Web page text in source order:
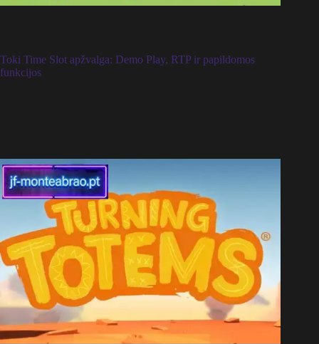
Toki Time Slot apžvalga: Demo Play, RTP ir papildomos
funkcijos